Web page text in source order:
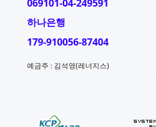
069101-04-249591
하나은행
179-910056-87404
예금주 : 김석영(레너지스)